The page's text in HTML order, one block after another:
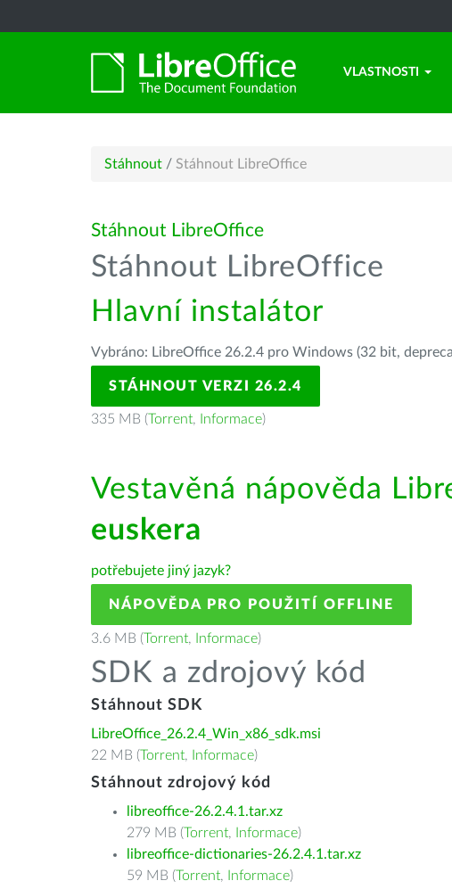
VLASTNOSTI
Stáhnout / Stáhnout LibreOffice
Stáhnout LibreOffice
Stáhnout LibreOffice
Hlavní instalátor
Vybráno: LibreOffice 26.2.4 pro Windows (32 bit,
STÁHNOUT VERZI 26.2.4
335 MB (Torrent, Informace)
Vestavěná nápověda
euskera
potřebujete jiný jazyk?
NÁPOVĚDA PRO POUŽITÍ OFFLINE
3.6 MB (Torrent, Informace)
SDK a zdrojový kód
Stáhnout SDK
LibreOffice_26.2.4_Win_x86_sdk.msi
22 MB (Torrent, Informace)
Stáhnout zdrojový kód
libreoffice-26.2.4.1.tar.xz
279 MB (Torrent, Informace)
libreoffice-dictionaries-26.2.4.1.tar.xz
59 MB (Torrent, Informace)